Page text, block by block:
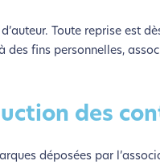
Activer le Mode Eco
Toute reprise est
des fins personnelles,
des
déposées par